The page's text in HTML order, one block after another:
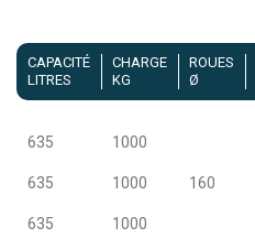
CAPACITÉ
LITRES
CHARGE
KG
ROUES
Ø
635 1000
635 1000 160
635 1000